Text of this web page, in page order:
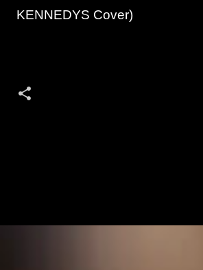
KENNEDYS Cover)